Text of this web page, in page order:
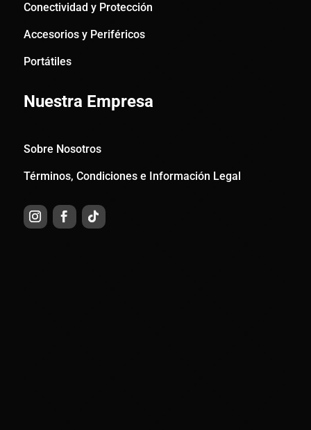
Conectividad y Protección
Accesorios y Periféricos
Portátiles
Nuestra Empresa
Sobre Nosotros
Términos, Condiciones e Información Legal